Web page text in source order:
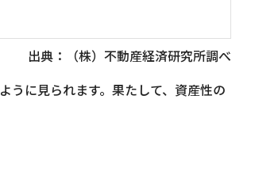
出典：（株）不動産経済研究所調べ
うに見られます。果たして、資産性の